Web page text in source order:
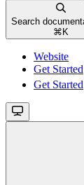
Search
⌘ K
Website
Get Started
Get Started